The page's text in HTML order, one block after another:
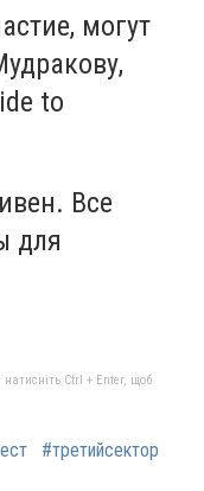
могут
to
Все
для
Ctrl + Enter, щоб
#третийсектор